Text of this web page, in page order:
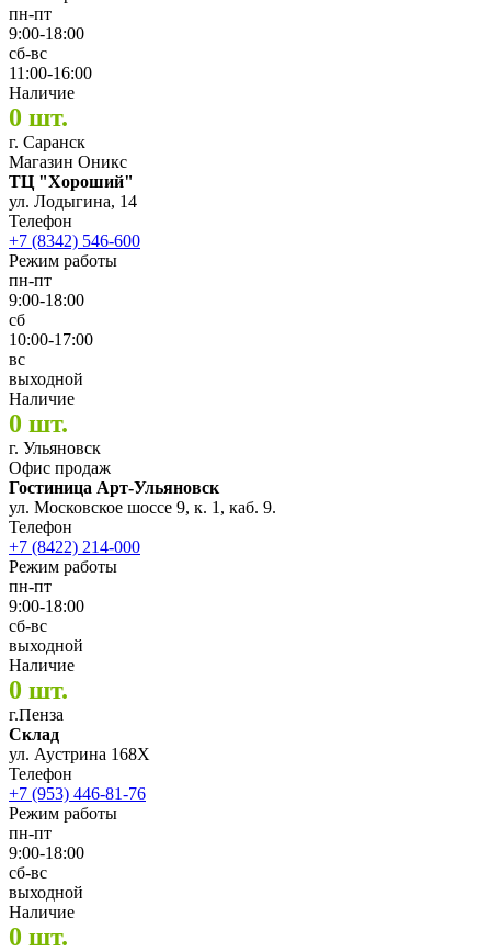
пн-пт
9:00-18:00
сб-вс
11:00-16:00
Наличие
0 шт.
г. Саранск
Магазин Оникс
ТЦ "Хороший"
ул. Лодыгина, 14
Телефон
+7 (8342) 546-600
Режим работы
пн-пт
9:00-18:00
сб
10:00-17:00
вс
выходной
Наличие
0 шт.
г. Ульяновск
Офис продаж
Гостиница Арт-Ульяновск
ул. Московское шоссе 9, к. 1, каб. 9.
Телефон
+7 (8422) 214-000
Режим работы
пн-пт
9:00-18:00
сб-вс
выходной
Наличие
0 шт.
г.Пенза
Склад
ул. Аустрина 168Х
Телефон
+7 (953) 446-81-76
Режим работы
пн-пт
9:00-18:00
сб-вс
выходной
Наличие
0 шт.